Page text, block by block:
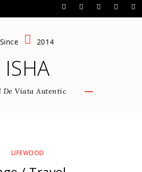
Since 2014
ISHA
De Viata Autentic
LIFEWOOD